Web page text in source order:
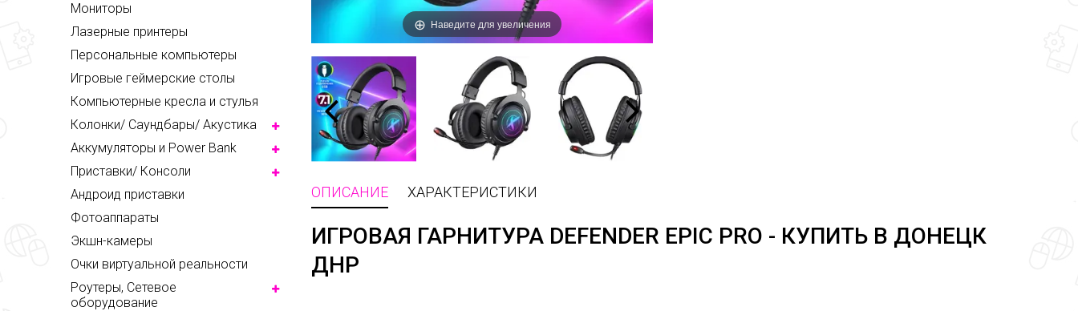
Мониторы
Лазерные принтеры
Персональные компьютеры
Игровые геймерские столы
Компьютерные кресла и стулья
Колонки/ Саундбары/ Акустика
Аккумуляторы и Power Bank
Приставки/ Консоли
Андроид приставки
Фотоаппараты
Экшн-камеры
Очки виртуальной реальности
Роутеры, Сетевое
оборудование
Наведите для увеличения
ОПИСАНИЕ ХАРАКТЕРИСТИКИ
ИГРОВАЯ ГАРНИТУРА DEFENDER EPIC PRO - КУПИТЬ В ДОНЕЦК
ДНР